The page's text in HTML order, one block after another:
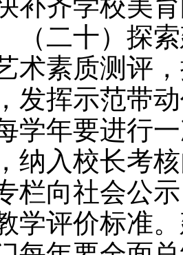
补齐学校美
二十）探索
术素质测评
发挥示范带
学年要进行
纳入校长考
栏向社会公
学评价标准